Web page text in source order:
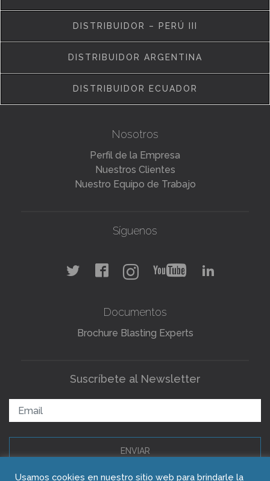
DISTRIBUIDOR – PERÚ III
DISTRIBUIDOR ARGENTINA
DISTRIBUIDOR ECUADOR
Nosotros
Perfil de la Empresa
Nuestros Clientes
Nuestro Equipo de Trabajo
Síguenos
Documentos
Brochure Blasting Experts
Suscríbete al Newsletter
ENVIAR
Usamos cookies en nuestro sitio web para brindarle la